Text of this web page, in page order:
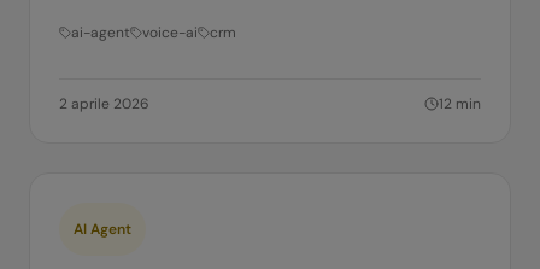
ai-agent voice-ai crm
2 aprile 2026 12 min
AI Agent